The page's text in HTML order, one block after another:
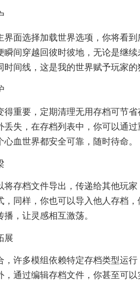
面选择加载世界选项，你将看
间穿越回彼时彼地，无论是继
间线，这是我的世界赋予玩家的
重要，定期清理无用存档可节
失，在存档列表中，你可以通
血世界都安全可靠，随时待命。
存档文件导出，传递给其他玩
同样，你也可以导入他人存档
，让灵感相互激荡。
展
许多模组依赖特定存档类型运
通过编辑存档文件，你甚至可